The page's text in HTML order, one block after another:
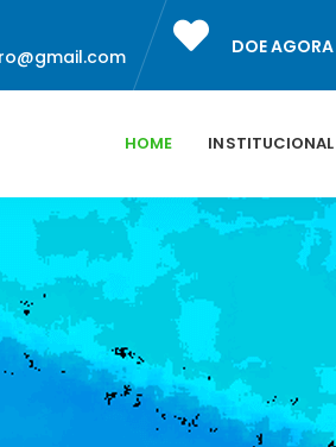
DOE AGORA
HOME INSTITUCIONAL